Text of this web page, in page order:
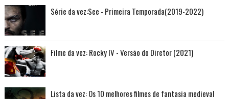
Série da vez:See - Primeira Temporada(2019-2022)
Filme da vez: Rocky IV - Versão do Diretor (2021)
Lista da vez: Os 10 melhores filmes de fantasia medieval